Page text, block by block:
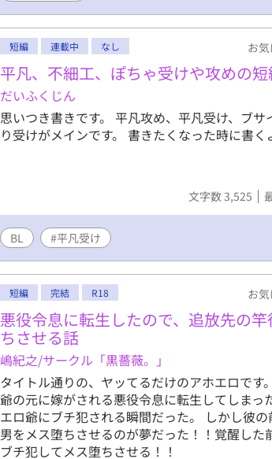
短編 連載中 なし お
平凡、不細工、ぽちゃ受けや攻めの
だいふくじん
思いつき書きです。 平凡攻め、平凡受け、ブ
り受けがメインです。 書きたくなった時に書く
文字数 3,525
BL #平凡受け
短編 完結 R18 お
悪役令息に転生したので、追放先の
ちさせる話
嶋紀之/サークル「黒薔薇。」
タイトル通りの、ヤッてるだけのアホエロで
爺の元に嫁がされる悪役令息に転生してしまっ
エロ爺にブチ犯される瞬間だった。 しかし彼
男をメス堕ちさせるのが夢だった！！覚醒した
ブチ犯してメス堕ちさせる！！